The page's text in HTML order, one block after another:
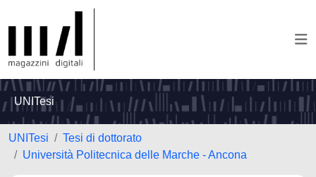
UNITesi
UNITesi
Tesi di dottorato
Università Politecnica delle Marche - Ancona